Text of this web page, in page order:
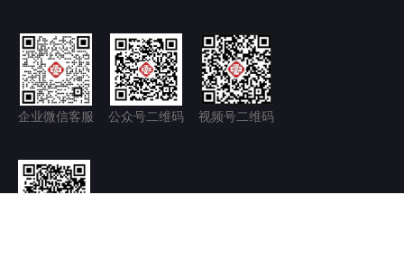
企业微信客服 公众号二维码 视频号二维码